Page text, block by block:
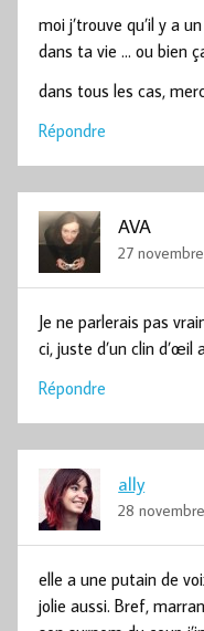
moi j’trouve qu’il y a
dans ta vie … ou bien
dans tous les cas,
Répondre
AVA
27
Je ne parlerais pas
ci, juste d’un clin
Répondre
ally
28
elle a une putain de
jolie aussi. Bref,